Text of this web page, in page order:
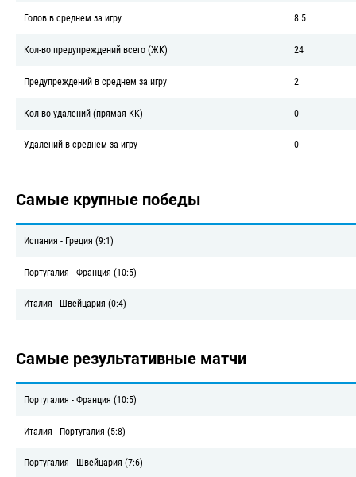
Голов в среднем за игру 8.5
Кол-во предупреждений всего (ЖК) 24
Предупреждений в среднем за игру 2
Кол-во удалений (прямая КК) 0
Удалений в среднем за игру 0
Самые крупные победы
Испания - Греция (9:1)
Португалия - Франция (10:5)
Италия - Швейцария (0:4)
Самые результативные матчи
Португалия - Франция (10:5)
Италия - Португалия (5:8)
Португалия - Швейцария (7:6)